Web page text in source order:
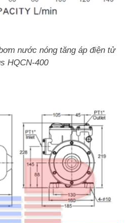
nước nóng tăng áp điện tử
HQCN-400